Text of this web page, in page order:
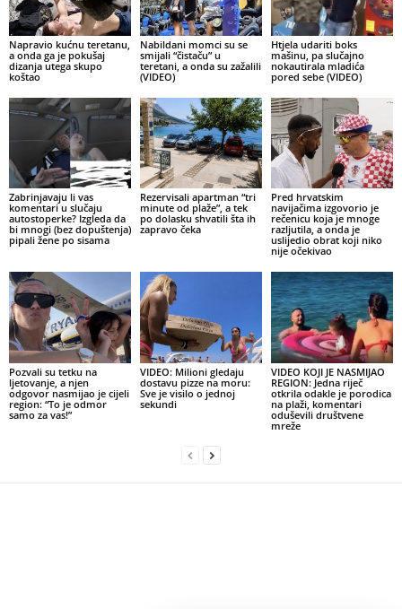
Napravio kućnu teretanu,
a onda ga je pokušaj
dizanja utega skupo
koštao
Nabildani momci su se
smijali “čistaču” u
teretani, a onda su zažalili
(VIDEO)
Htjela udariti boks
mašinu, pa slučajno
nokautirala mladića
pored sebe (VIDEO)
Zabrinjavaju li vas
komentari u slučaju
autostoperke? Izgleda da
bi mnogi (bez dopuštenja)
pipali žene po sisama
Rezervisali apartman “tri
minute od plaže”, a tek
po dolasku shvatili šta ih
zapravo čeka
Pred hrvatskim
navijačima izgovorio je
rečenicu koja je mnoge
razljutila, a onda je
uslijedio obrat koji niko
nije očekivao
Pozvali su tetku na
ljetovanje, a njen
odgovor nasmijao je cijeli
region: “To je odmor
samo za vas!”
VIDEO: Milioni gledaju
dostavu pizze na moru:
Sve je visilo o jednoj
sekundi
VIDEO KOJI JE NASMIJAO
REGION: Jedna riječ
otkrila odakle je porodica
na plaži, komentari
oduševili društvene
mreže